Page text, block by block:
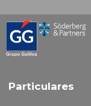
Particulares